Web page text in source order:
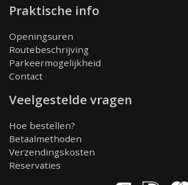
Praktische info
Openingsuren
Routebeschrijving
Parkeermogelijkheid
Contact
Veelgestelde vragen
Hoe bestellen?
Betaalmethoden
Verzendingskosten
Reservaties